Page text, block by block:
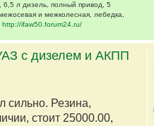
л дизель, полный привод, 5
и межколесная, лебедка,
http://ifaw50.forum24.ru/
с дизелем и АКПП
сильно. Резина,
стоит 25000.00,